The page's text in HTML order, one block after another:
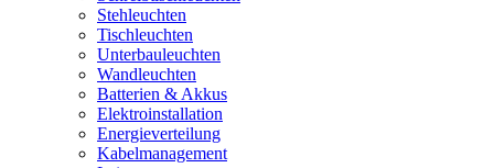
Stehleuchten
Tischleuchten
Unterbauleuchten
Wandleuchten
Batterien & Akkus
Elektroinstallation
Energieverteilung
Kabelmanagement